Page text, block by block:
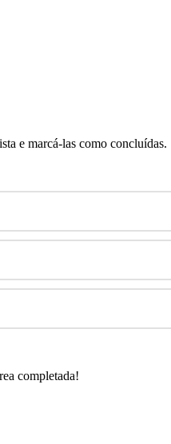
e marcá-las como concluídas.
completada!